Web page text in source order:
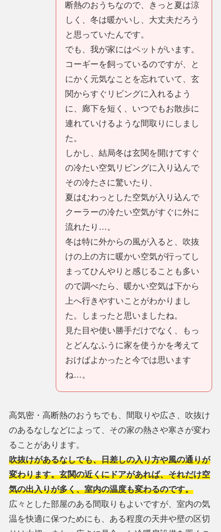
断熱のおうちなので、きっと夏は涼
しく、冬は暖かいし、大丈夫だろう
と思っていたんです。
でも、我が家にはペットがいます。
コーギーを飼っているのですが、と
にかく元気なことを忘れていて、玄
関からすぐリビングに入れるよう
に、廊下を短く、いつでもお散歩に
連れていけるような間取りにしまし
た。
しかし、結局冬は玄関を開けてすぐ
の冷たい空気リビングに入り込んで
その冷たさに驚いたり、
夏はむわっとした空気が入り込んで
クーラーの冷たい空気がすぐに外に
流れたり…。
冬は特に外からの風が入ると、吹抜
けの上の方に暖かい空気が行ってし
まってひんやりと感じることも多い
ので調べたら、暖かい空気は下から
上へ行きやすいことがわかりまし
た。しまったと思いましたね。
見た目や使い勝手だけでなく、もっ
とどんなふうに家を使うかを考えて
おけばよかったと今では思います
ね…。
高気密・高断熱のおうちでも、間取りや広さ、吹抜け
のあるなしなどによって、その家の熱さや寒さが変わ
ることがあります。
吹抜けがあるなしでも、日差しの入り方や風の通りが
変わります。玄関の近くにドアがあれば、それだけ空
気の出入りが多く、室内の温度も変わるのです。
広々とした部屋のある間取りもよいですが、室内の気
温を快適に保つためにも、ある程度の天井や壁の区切